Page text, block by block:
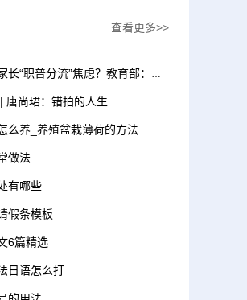
查看更多>>
如何缓解家长“职普分流”焦虑？教育部：新建优质普通高中 增加招生计划
唐尚珺：错拍的人生
么养_养殖盆栽薄荷的方法
做法
有哪些
假条模板
6篇精选
日语怎么打